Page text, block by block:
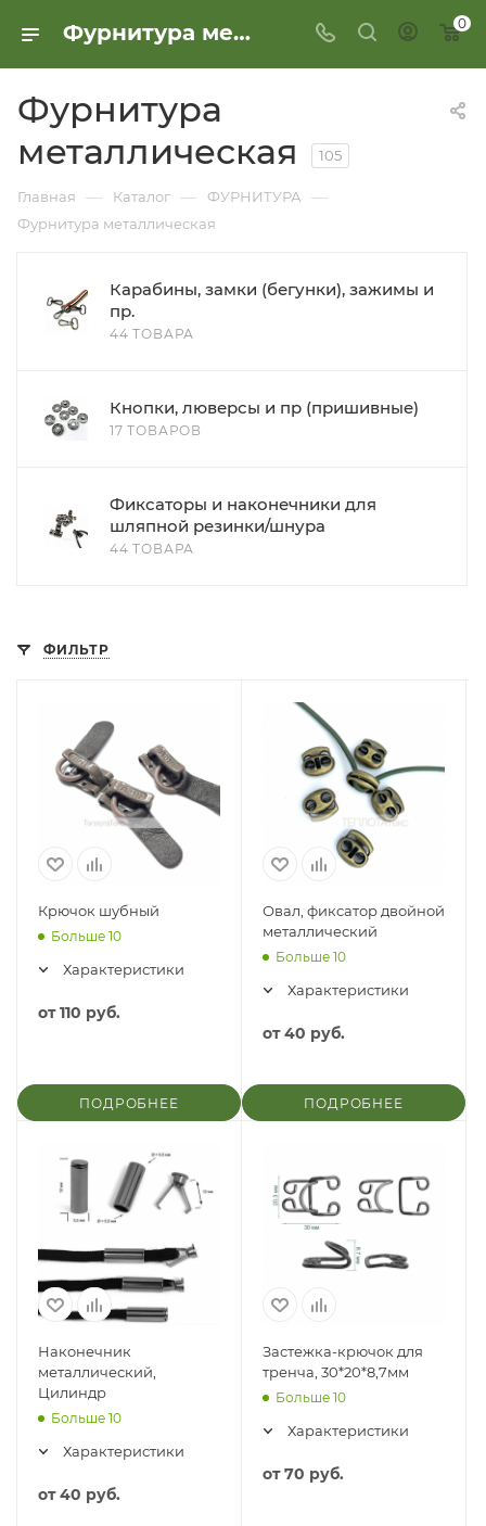
Фурнитура металлическая 0
Фурнитура
металлическая
105
Главная — Каталог — ФУРНИТУРА —
Фурнитура металлическая
Карабины, замки (бегунки), зажимы и
пр.
44 ТОВАРА
Кнопки, люверсы и пр (пришивные)
17 ТОВАРОВ
Фиксаторы и наконечники для
шляпной резинки/шнура
44 ТОВАРА
ФИЛЬТР
Крючок шубный
Больше 10
Характеристики
от110 руб.
ПОДРОБНЕЕ
Овал, фиксатор двойной
металлический
Больше 10
Характеристики
от40 руб.
ПОДРОБНЕЕ
Наконечник
металлический,
Цилиндр
Больше 10
Характеристики
от40 руб.
Застежка-крючок для
тренча, 30*20*8,7мм
Больше 10
Характеристики
от70 руб.